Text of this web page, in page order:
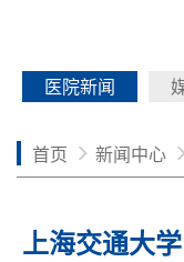
医院新闻
首页 新闻中心
上海交通大